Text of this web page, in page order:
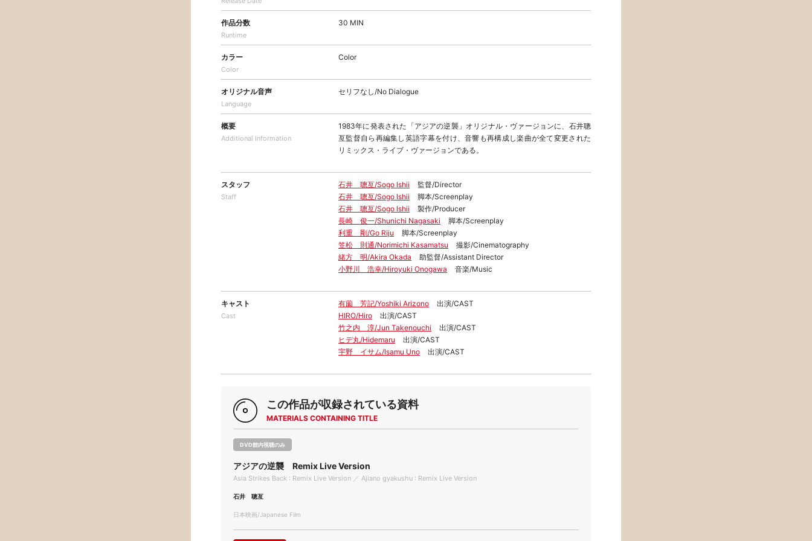
作品分数
Runtime
30 MIN
カラー
Color
Color
オリジナル音声
Language
セリフなし/No Dialogue
概要
Additional Information
1983年に発表された「アジアの逆襲」オリジナル・ヴァージョンに、石井聰
亙監督自ら再編集し英語字幕を付け、音響も再構成し楽曲が全て変更された
リミックス・ライブ・ヴァージョンである。
スタッフ
Staff
石井 聰亙/Sogo Ishii
監督/Director
石井 聰亙/Sogo Ishii
脚本/Screenplay
石井 聰亙/Sogo Ishii
製作/Producer
長崎 俊一/Shunichi Nagasaki
脚本/Screenplay
利重 剛/Go Riju
脚本/Screenplay
笠松 則通/Norimichi Kasamatsu
撮影/Cinematography
緒方 明/Akira Okada
助監督/Assistant Director
小野川 浩幸/Hiroyuki Onogawa
音楽/Music
キャスト
Cast
有薗 芳記/Yoshiki Arizono
出演/CAST
HIRO/Hiro
出演/CAST
竹之内 淳/Jun Takenouchi
出演/CAST
ヒデ丸/Hidemaru
出演/CAST
宇野 イサム/Isamu Uno
出演/CAST
この作品が収録されている資料
MATERIALS CONTAINING TITLE
DVD館内視聴のみ
アジアの逆襲 Remix Live Version
Asia Strikes Back : Remix Live Version ／ Ajiano gyakushu : Remix Live Version
石井 聰亙
日本映画/Japanese Film